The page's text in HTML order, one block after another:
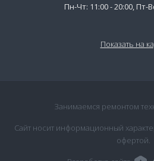
Пн-Чт: 11:00 - 20:00, Пт-
Показать на
Занимаемся ремонтом
Сайт носит информационный
офертой.